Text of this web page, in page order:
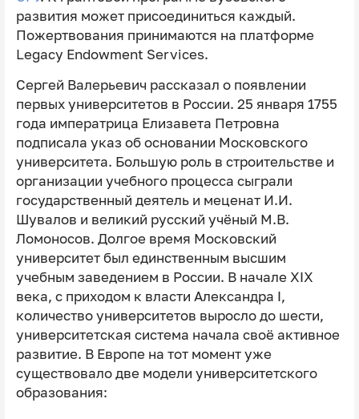
развития может присоединиться каждый.
Пожертвования принимаются на платформе
Legacy Endowment Services.
Сергей Валерьевич рассказал о появлении
первых университетов в России. 25 января 1755
года императрица Елизавета Петровна
подписала указ об основании Московского
университета. Большую роль в строительстве и
организации учебного процесса сыграли
государственный деятель и меценат И.И.
Шувалов и великий русский учёный М.В.
Ломоносов. Долгое время Московский
университет был единственным высшим
учебным заведением в России. В начале ⅩⅠⅩ
века, с приходом к власти Александра Ⅰ,
количество университетов выросло до шести,
университетская система начала своё активное
развитие. В Европе на тот момент уже
существовало две модели университетского
образования: